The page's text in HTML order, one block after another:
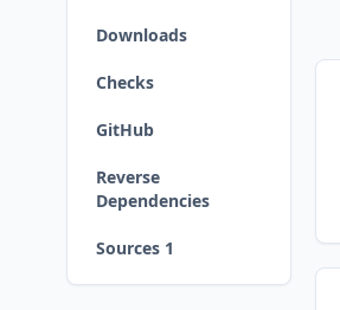
Downloads
Checks
GitHub
Reverse
Dependencies
Sources 1